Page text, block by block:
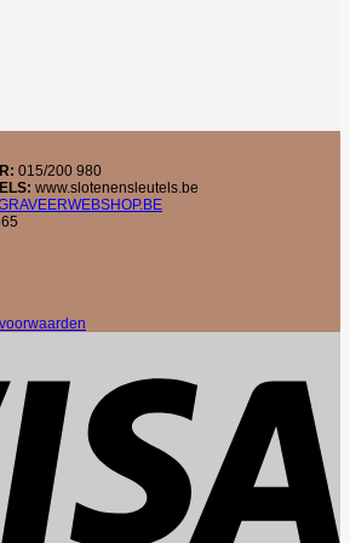
015/200 980
www.slotenensleutels.be